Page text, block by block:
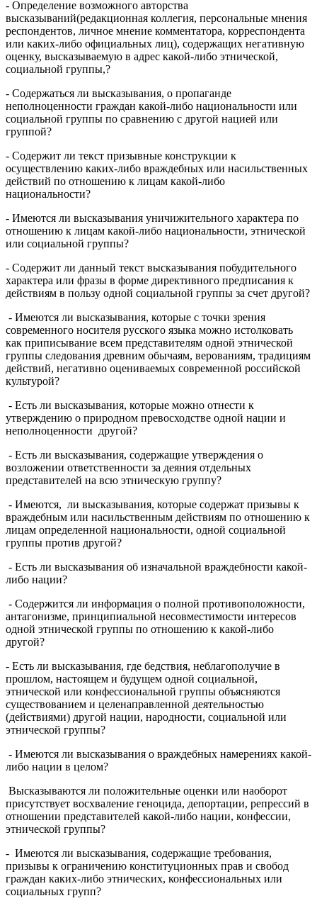
- Определение возможного авторства
высказываний(редакционная коллегия, персональные мнения
респондентов, личное мнение комментатора, корреспондента
или каких-либо официальных лиц), содержащих негативную
оценку, высказываемую в адрес какой-либо этнической,
социальной группы,?
- Содержаться ли высказывания, о пропаганде
неполноценности граждан какой-либо национальности или
социальной группы по сравнению с другой нацией или
группой?
- Содержит ли текст призывные конструкции к
осуществлению каких-либо враждебных или насильственных
действий по отношению к лицам какой-либо
национальности?
- Имеются ли высказывания уничижительного характера по
отношению к лицам какой-либо национальности, этнической
или социальной группы?
- Содержит ли данный текст высказывания побудительного
характера или фразы в форме директивного предписания к
действиям в пользу одной социальной группы за счет другой?
- Имеются ли высказывания, которые с точки зрения
современного носителя русского языка можно истолковать
как приписывание всем представителям одной этнической
группы следования древним обычаям, верованиям, традициям
действий, негативно оцениваемых современной российской
культурой?
- Есть ли высказывания, которые можно отнести к
утверждению о природном превосходстве одной нации и
неполноценности другой?
- Есть ли высказывания, содержащие утверждения о
возложении ответственности за деяния отдельных
представителей на всю этническую группу?
- Имеются, ли высказывания, которые содержат призывы к
враждебным или насильственным действиям по отношению к
лицам определенной национальности, одной социальной
группы против другой?
- Есть ли высказывания об изначальной враждебности какой-
либо нации?
- Содержится ли информация о полной противоположности,
антагонизме, принципиальной несовместимости интересов
одной этнической группы по отношению к какой-либо
другой?
- Есть ли высказывания, где бедствия, неблагополучие в
прошлом, настоящем и будущем одной социальной,
этнической или конфессиональной группы объясняются
существованием и целенаправленной деятельностью
(действиями) другой нации, народности, социальной или
этнической группы?
- Имеются ли высказывания о враждебных намерениях какой-
либо нации в целом?
Высказываются ли положительные оценки или наоборот
присутствует восхваление геноцида, депортации, репрессий в
отношении представителей какой-либо нации, конфессии,
этнической группы?
- Имеются ли высказывания, содержащие требования,
призывы к ограничению конституционных прав и свобод
граждан каких-либо этнических, конфессиональных или
социальных групп?